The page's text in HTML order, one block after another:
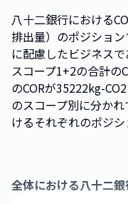
八十二銀行における
排出量）のポジショ
に配慮したビジネス
スコープ1+2の合計の
のCORが35222kg-
のスコープ別に分か
けるそれぞれのポジシ
全体における八十二